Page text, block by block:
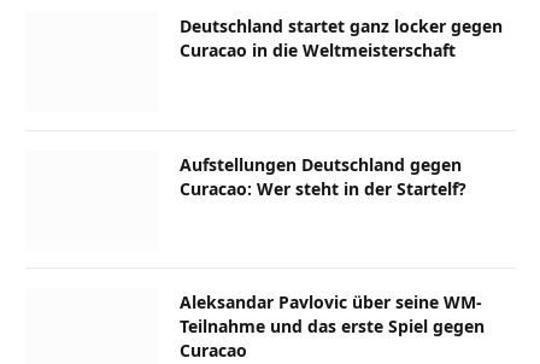
Deutschland startet ganz locker gegen
Curacao in die Weltmeisterschaft
Aufstellungen Deutschland gegen
Curacao: Wer steht in der Startelf?
Aleksandar Pavlovic über seine WM-
Teilnahme und das erste Spiel gegen
Curacao